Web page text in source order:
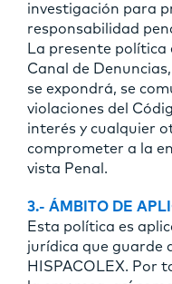
investigación para
responsabilidad
La presente política
Canal de
se expondrá, se
violaciones del
interés y cualquier
comprometer a la
vista Penal.
3.- ÁMBITO DE
Esta política es
jurídica que guarde
HISPACOLEX. Por